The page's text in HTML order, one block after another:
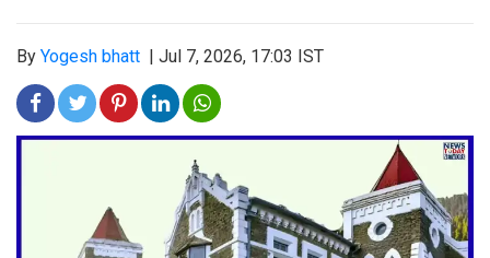
By Yogesh bhatt Jul 7, 2026, 17:03 IST